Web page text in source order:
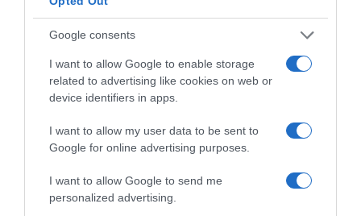
Google consents
I want to allow Google to enable storage
related to advertising like cookies on web or
device identifiers in apps.
I want to allow my user data to be sent to
Google for online advertising purposes.
I want to allow Google to send me
personalized advertising.